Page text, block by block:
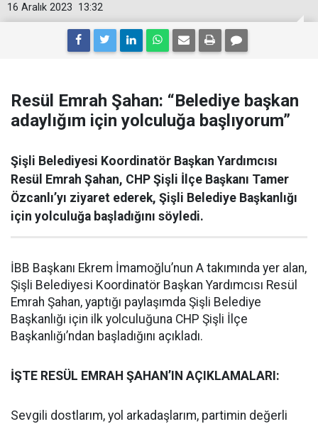
13:32
16 Aralık 2023
Resül Emrah Şahan: “Belediye başkan
adaylığım için yolculuğa başlıyorum”
Şişli Belediyesi Koordinatör Başkan Yardımcısı
Resül Emrah Şahan, CHP Şişli İlçe Başkanı Tamer
Özcanlı’yı ziyaret ederek, Şişli Belediye Başkanlığı
için yolculuğa başladığını söyledi.
İBB Başkanı Ekrem İmamoğlu’nun A takımında yer alan,
Şişli Belediyesi Koordinatör Başkan Yardımcısı Resül
Emrah Şahan, yaptığı paylaşımda Şişli Belediye
Başkanlığı için ilk yolculuğuna CHP Şişli İlçe
Başkanlığı’ndan başladığını açıkladı.
İŞTE RESÜL EMRAH ŞAHAN’IN AÇIKLAMALARI:
Sevgili dostlarım, yol arkadaşlarım, partimin değerli